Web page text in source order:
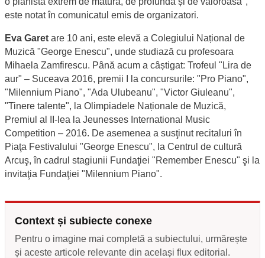
este notat în comunicatul emis de organizatori.
Eva Garet are 10 ani, este elevă a Colegiului Național de
Muzică "George Enescu", unde studiază cu profesoara
Mihaela Zamfirescu. Până acum a câștigat: Trofeul "Lira de
aur" – Suceava 2016, premii I la concursurile: "Pro Piano",
"Milennium Piano", "Ada Ulubeanu", "Victor Giuleanu",
"Tinere talente", la Olimpiadele Naționale de Muzică,
Premiul al II-lea la Jeunesses International Music
Competition – 2016. De asemenea a susţinut recitaluri în
Piaţa Festivalului "George Enescu", la Centrul de cultură
Arcuş, în cadrul stagiunii Fundaţiei "Remember Enescu" şi la
invitaţia Fundaţiei "Milennium Piano".
Context și subiecte conexe
Pentru o imagine mai completă a subiectului, urmărește
și aceste articole relevante din același flux editorial.